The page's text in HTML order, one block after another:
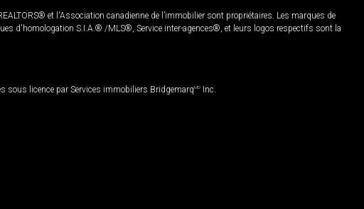
et l'Association canadienne de l’immobilier sont propriétaires. Les marques de
d'homologation S.I.A.® /MLS®, Service inter-agences®, et leurs logos respectifs sont la
sous licence par Services immobiliers BridgemarqMD Inc.